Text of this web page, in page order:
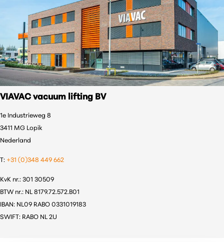
VIAVAC vacuum lifting BV
1e Industrieweg 8
3411 MG Lopik
Nederland
T: +31 (0)348 449 662
KvK nr.: 301 30509
BTW nr.: NL 8179.72.572.B01
IBAN: NL09 RABO 0331019183
SWIFT: RABO NL 2U